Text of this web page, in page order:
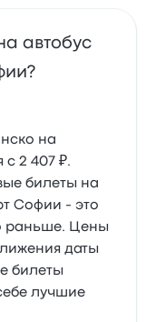
автобус
на
2 407 ₽.
билеты на
Софии - это
раньше. Цены
даты
билеты
лучшие